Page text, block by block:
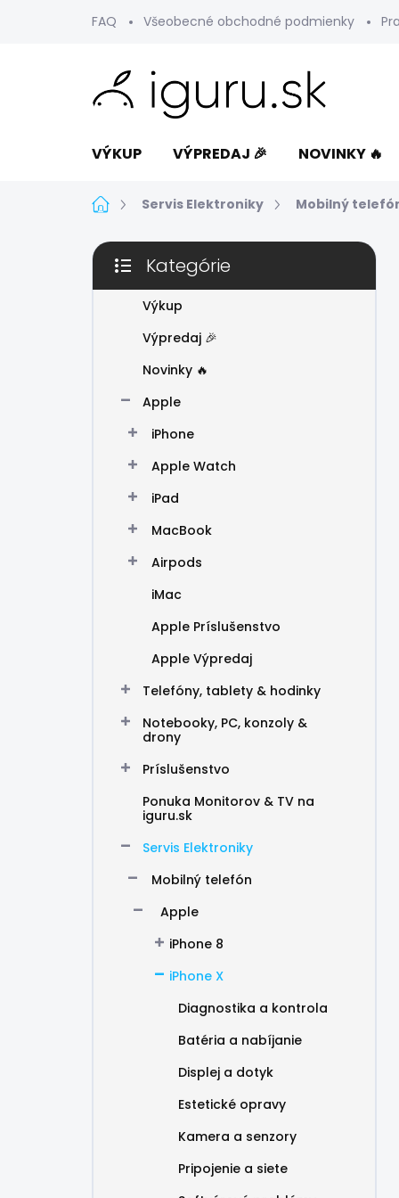
FAQ Všeobecné obchodné podmienky
VÝKUP VÝPREDAJ 🎉 NOVINKY 🔥
DomovServis Elektroniky Mobilný
B
č
Preskočiť
kategórie
Kategórie
Výkup
Výpredaj 🎉
Novinky 🔥
Apple
iPhone
Apple Watch
iPad
MacBook
Airpods
iMac
Apple Príslušenstvo
Apple Výpredaj
Telefóny, tablety & hodinky
Notebooky, PC, konzoly &
drony
Príslušenstvo
Ponuka Monitorov & TV na
iguru.sk
Servis Elektroniky
Mobilný telefón
Apple
iPhone 8
iPhone X
Diagnostika a kontrola
Batéria a nabíjanie
Displej a dotyk
Estetické opravy
Kamera a senzory
Pripojenie a siete